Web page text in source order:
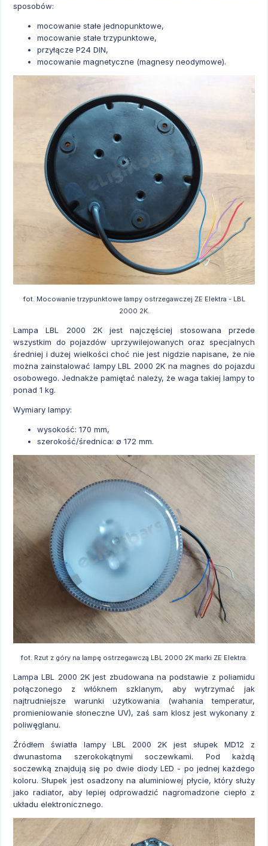
sposobów:
mocowanie stałe jednopunktowe,
mocowanie stałe trzypunktowe,
przyłącze P24 DIN,
mocowanie magnetyczne (magnesy neodymowe).
fot. Mocowanie trzypunktowe lampy ostrzegawczej ZE Elektra - LBL
2000 2K.
Lampa LBL 2000 2K jest najczęściej stosowana przede
wszystkim do pojazdów uprzywilejowanych oraz specjalnych
średniej i dużej wielkości choć nie jest nigdzie napisane, że nie
można zainstalować lampy LBL 2000 2K na magnes do pojazdu
osobowego. Jednakże pamiętać należy, że waga takiej lampy to
ponad 1 kg.
Wymiary lampy:
wysokość: 170 mm,
szerokość/średnica: ∅ 172 mm.
fot. Rzut z góry na lampę ostrzegawczą LBL 2000 2K marki ZE Elektra.
Lampa LBL 2000 2K jest zbudowana na podstawie z poliamidu
połączonego z włóknem szklanym, aby wytrzymać jak
najtrudniejsze warunki użytkowania (wahania temperatur,
promieniowanie słoneczne UV), zaś sam klosz jest wykonany z
poliwęglanu.
Źródłem światła lampy LBL 2000 2K jest słupek MD12 z
dwunastoma szerokokątnymi soczewkami. Pod każdą
soczewką znajdują się po dwie diody LED - po jednej każdego
koloru. Słupek jest osadzony na aluminiowej płycie, który służy
jako radiator, aby lepiej odprowadzić nagromadzone ciepło z
układu elektronicznego.